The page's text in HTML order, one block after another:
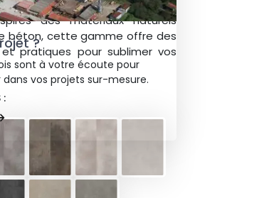
des formatsdalleset
des matériaux naturels
béton, cette gamme offre des
pratiques pour sublimer vos
:
?
sont à votre écoute pour
vos projets sur-mesure.